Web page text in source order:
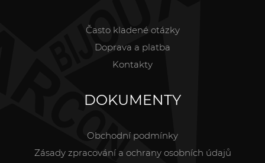
Často kladené otázky
Doprava a platba
Kontakty
DOKUMENTY
Obchodní podmínky
Zásady zpracování a ochrany osobních údajů